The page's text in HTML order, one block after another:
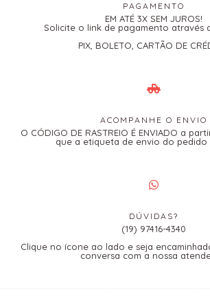
PAGAMENTO
EM ATÉ 3X SEM JUROS!
Solicite o link de pagamento através
PIX, BOLETO, CARTÃO DE
ACOMPANHE O ENVIO
O CÓDIGO DE RASTREIO É ENVIADO a
que a etiqueta de envio do pedido
DÚVIDAS?
(19) 97416-4340
Clique no ícone ao lado e seja
conversa com a nossa